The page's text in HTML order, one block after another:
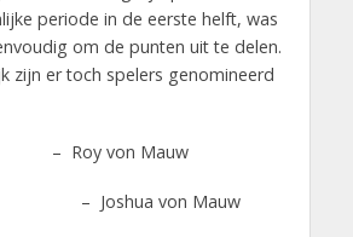
periode in de eerste helft, was
om de punten uit te delen.
zijn er toch spelers genomineerd
– Roy von Mauw
– Joshua von Mauw